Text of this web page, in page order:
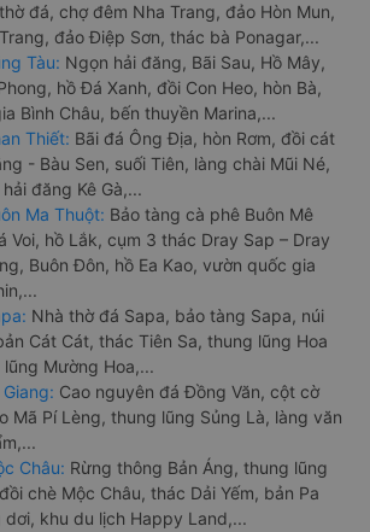
đá, chợ đêm Nha Trang, đảo Hòn Mun,
đảo Điệp Sơn, thác bà Ponagar,...
Tàu: Ngọn hải đăng, Bãi Sau, Hồ Mây,
hồ Đá Xanh, đồi Con Heo, hòn Bà,
Bình Châu, bến thuyền Marina,...
Thiết: Bãi đá Ông Địa, hòn Rơm, đồi cát
- Bàu Sen, suối Tiên, làng chài Mũi Né,
đăng Kê Gà,...
Ma Thuột: Bảo tàng cà phê Buôn Mê
Voi, hồ Lắk, cụm 3 thác Dray Sap – Dray
Buôn Đôn, hồ Ea Kao, vườn quốc gia
Nhà thờ đá Sapa, bảo tàng Sapa, núi
Cát Cát, thác Tiên Sa, thung lũng Hoa
Mường Hoa,...
Cao nguyên đá Đồng Văn, cột cờ
Mã Pí Lèng, thung lũng Sủng Là, làng văn
Châu: Rừng thông Bản Áng, thung lũng
chè Mộc Châu, thác Dải Yếm, bản Pa
dơi, khu du lịch Happy Land,...